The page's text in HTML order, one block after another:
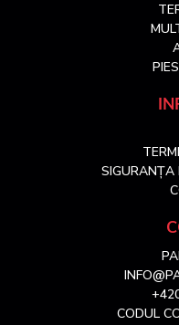
SIGURANȚA
CODUL